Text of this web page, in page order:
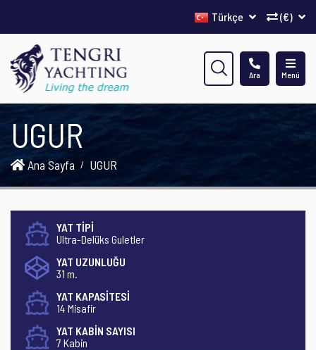
(€)
Türkçe
Menü
Ara
UGUR
Ana Sayfa UGUR
YAT TİPİ
Ultra-Delüks Guletler
YAT UZUNLUĞU
31 m.
YAT KAPASİTESİ
14 Misafir
YAT KABİN SAYISI
7 Kabin